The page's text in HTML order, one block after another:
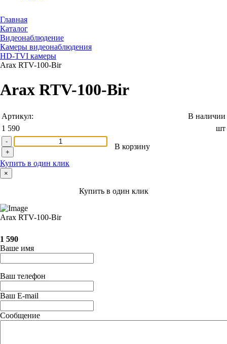
Главная
Каталог
Видеонаблюдение
Камеры видеонаблюдения
HD-TVI камеры
Arax RTV-100-Bir
Arax RTV-100-Bir
Артикул:
В наличии
1 590
шт
-
+
В корзину
Купить в один клик
×
Купить в один клик
Arax RTV-100-Bir
1 590
Ваше имя
Ваш телефон
Ваш E-mail
Сообщение